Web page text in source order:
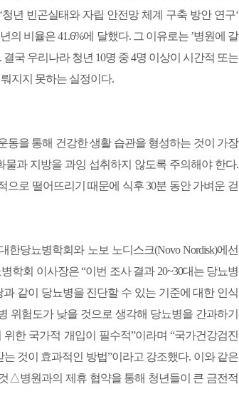
년 빈곤실태와 자립 안전망 체계 구축 방안 연구‘
의 비율은 41.6%에 달했다. 그 이유로는 ’병원에 갈
결국 우리나라 청년 10명 중 4명 이상이 시간적 또는
지지 못하는 실정이다.
을 통해 건강한 생활 습관을 형성하는 것이 가장
과 지방을 과잉 섭취하지 않도록 주의해야 한다.
로 떨어뜨리기 때문에 식후 30분 동안 가벼운 걷
당뇨병학회와 노보 노디스크(Novo Nordisk)에선
학회 이사장은 “이번 조사 결과 20~30대는 당뇨병
같이 당뇨병을 진단할 수 있는 기준에 대한 인식
위험도가 낮을 것으로 생각해 당뇨병을 간과하기
한 국가적 개입이 필수적”이라며 “국가건강검진
것이 효과적인 방법”이라고 강조했다. 이와 같은
△병원과의 제휴 협약을 통해 청년들이 큰 금전적